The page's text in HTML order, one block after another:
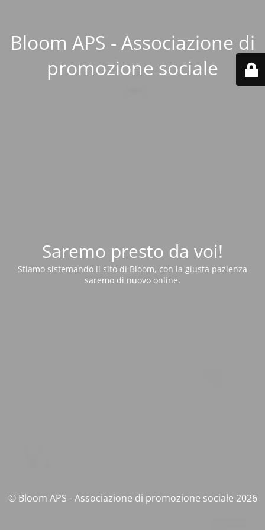
Bloom APS - Associazione di
promozione sociale
Saremo presto da voi!
Stiamo sistemando il sito di Bloom, con la giusta pazienza
saremo di nuovo online.
© Bloom APS - Associazione di promozione sociale 2026